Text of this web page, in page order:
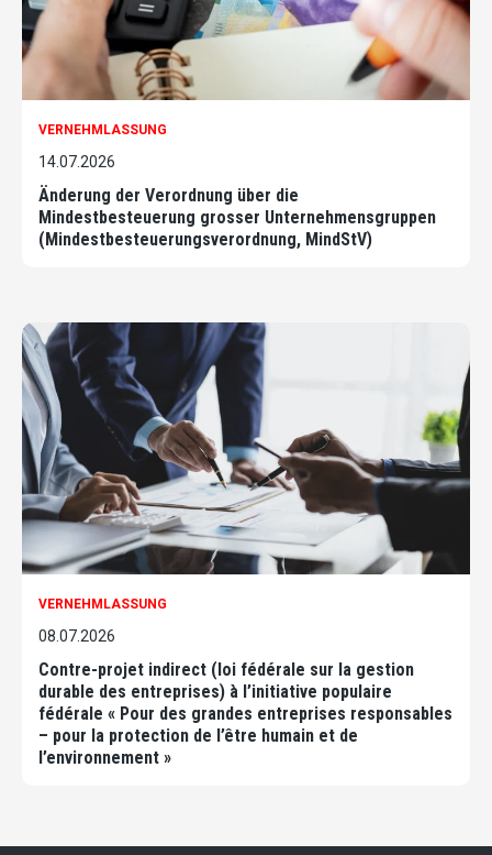
VERNEHMLASSUNG
14.07.2026
Änderung der Verordnung über die
Mindestbesteuerung grosser Unternehmensgruppen
(Mindestbesteuerungsverordnung, MindStV)
VERNEHMLASSUNG
08.07.2026
Contre-projet indirect (loi fédérale sur la gestion
durable des entreprises) à l’initiative populaire
fédérale « Pour des grandes entreprises responsables
– pour la protection de l’être humain et de
l’environnement »